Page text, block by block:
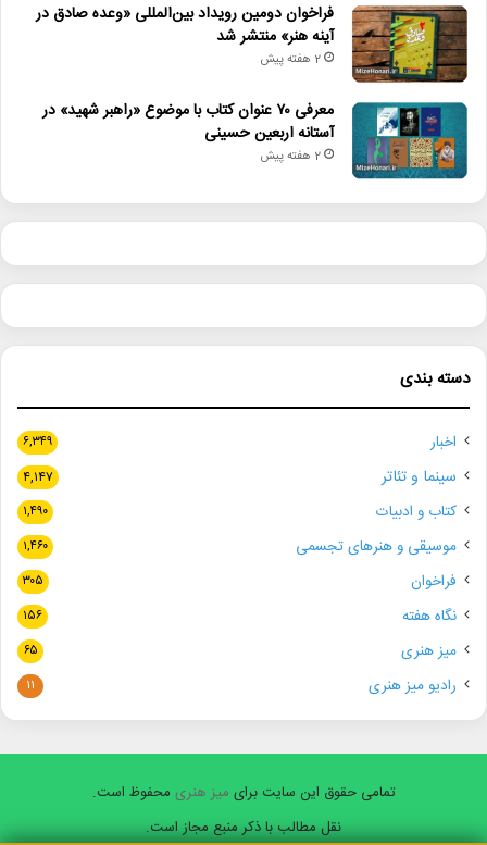
فراخوان دومین رویداد بین‌المللی «وعده صادق در
آینه هنر» منتشر شد
2 هفته پیش
معرفی ۷۰ عنوان کتاب با موضوع «راهبر شهید» در
آستانه اربعین حسینی
2 هفته پیش
دسته بندی
اخبار ۶,۳۴۹
سینما و تئاتر ۴,۱۴۷
کتاب و ادبیات ۱,۴۹۰
موسیقی و هنرهای تجسمی ۱,۴۶۰
فراخوان ۳۰۵
نگاه هفته ۱۵۶
میز هنری ۶۵
رادیو میز هنری ۱۱
تمامی حقوق این سایت برای میز هنری محفوظ است.
نقل مطالب با ذکر منبع مجاز است.